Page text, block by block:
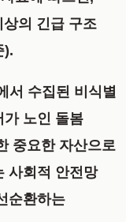
의 긴급 구조
).
서 수집된 비식별
가 노인 돌봄
중요한 자산으로
사회적 안전망
순환하는